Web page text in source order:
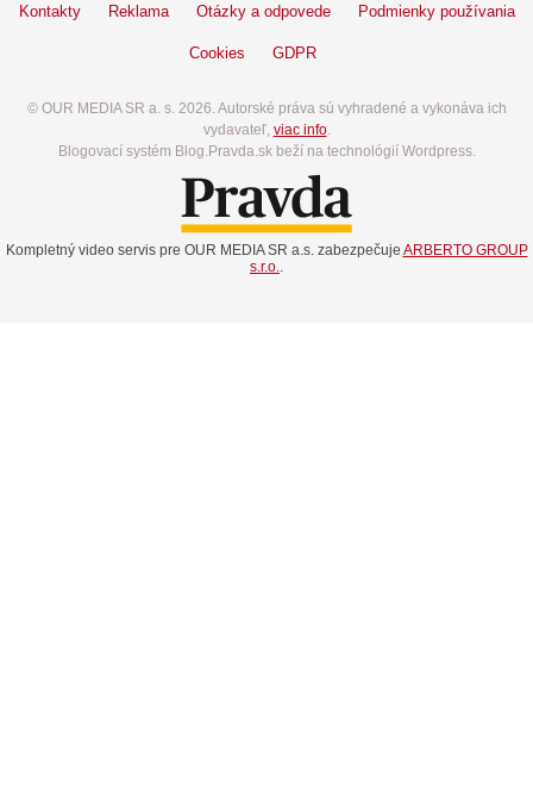
Kontakty Reklama Otázky a odpovede Podmienky používania
Cookies GDPR
© OUR MEDIA SR a. s. 2026. Autorské práva sú vyhradené a vykonáva ich
vydavateľ, viac info.
Blogovací systém Blog.Pravda.sk beží na technológií Wordpress.
Kompletný video servis pre OUR MEDIA SR a.s. zabezpečuje ARBERTO GROUP
s.r.o.